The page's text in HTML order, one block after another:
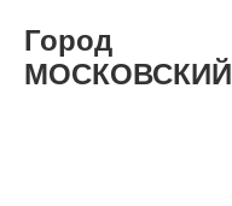
Город
МОСКОВСКИЙ